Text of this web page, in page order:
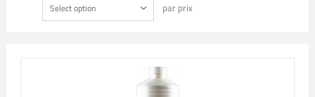
Select option par prix